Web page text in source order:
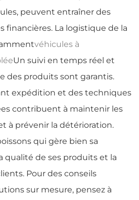
peuvent entraîner des
financières. La logistique de la
véhicules à
Un suivi en temps réel et
des produits sont garantis.
expédition et des techniques
contribuent à maintenir les
à prévenir la détérioration.
qui gère bien sa
qualité de ses produits et la
Pour des conseils
sur mesure, pensez à